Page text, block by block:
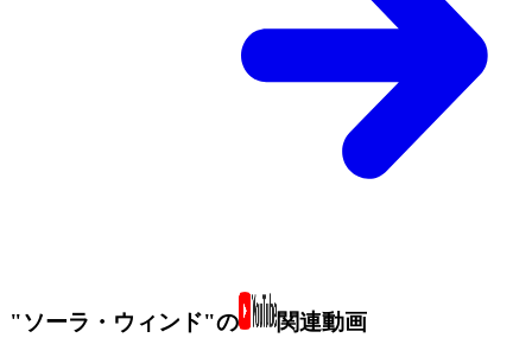
"ソーラ・ウィンド"の 関連動画